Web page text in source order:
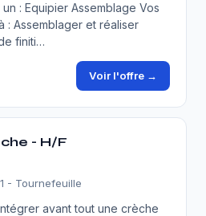
: Equipier Assemblage Vos
: Assemblager et réaliser
finiti…
Voir l'offre →
- H/F
- Tournefeuille
avant tout une crèche